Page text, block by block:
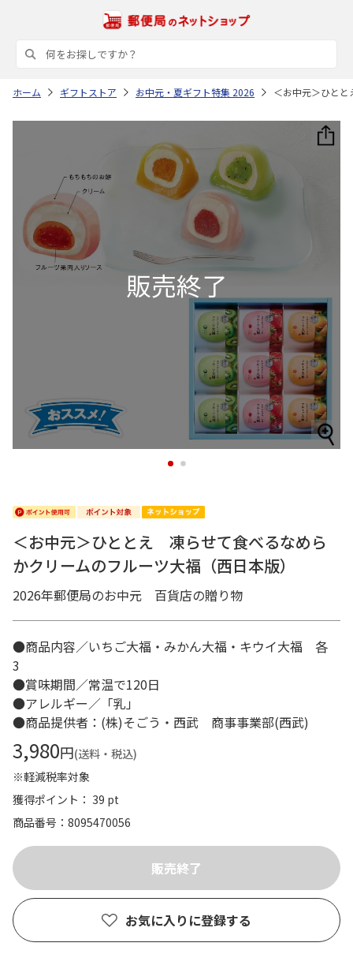
ホーム ギフトストア お中元・夏ギフト特集 2026 ＜お中元＞ひと
1 2
＜お中元＞ひととえ 凍らせて食べるなめら
かクリームのフルーツ大福（西日本版）
2026年郵便局のお中元 百貨店の贈り物
●商品内容／いちご大福・みかん大福・キウイ大福 各
3
●賞味期間／常温で120日
●アレルギー／「乳」
●商品提供者：(株)そごう・西武 商事事業部(西武)
3,980円(送料・税込)
※軽減税率対象
獲得ポイント： 39 pt
商品番号
8095470056
お気に入りに登録する